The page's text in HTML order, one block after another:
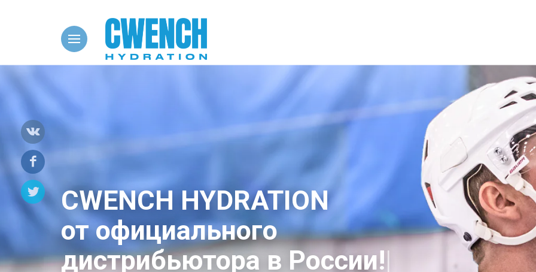
КУПИТЬ НА OZON
CWENCH HYDRATION
от официального
дистрибьютора в России!|